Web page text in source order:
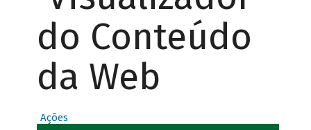
do Conteúdo
da Web
Ações